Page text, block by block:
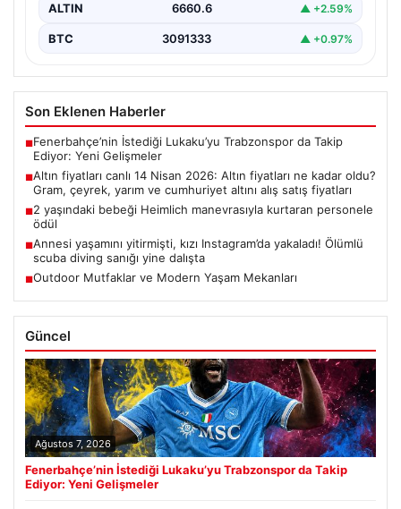
ALTIN 6660.6 ▲ +2.59%
BTC 3091333 ▲ +0.97%
Son Eklenen Haberler
■Fenerbahçe’nin İstediği Lukaku’yu Trabzonspor da Takip
Ediyor: Yeni Gelişmeler
■Altın fiyatları canlı 14 Nisan 2026: Altın fiyatları ne kadar oldu?
Gram, çeyrek, yarım ve cumhuriyet altını alış satış fiyatları
■2 yaşındaki bebeği Heimlich manevrasıyla kurtaran personele
ödül
■Annesi yaşamını yitirmişti, kızı Instagram’da yakaladı! Ölümlü
scuba diving sanığı yine dalışta
■Outdoor Mutfaklar ve Modern Yaşam Mekanları
Güncel
Ağustos 7, 2026
Fenerbahçe’nin İstediği Lukaku’yu Trabzonspor da Takip
Ediyor: Yeni Gelişmeler